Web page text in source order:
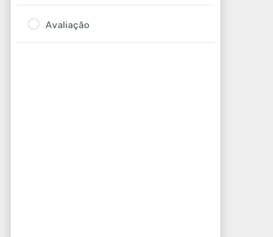
Avaliação